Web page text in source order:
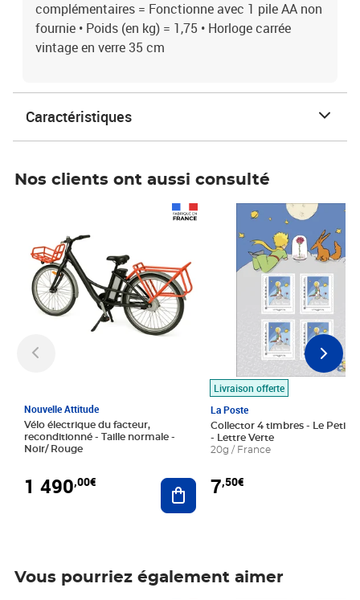
complémentaires = Fonctionne avec 1 pile AA non
fournie • Poids (en kg) = 1,75 • Horloge carrée
vintage en verre 35 cm
Caractéristiques
Nos clients ont aussi consulté
Nouvelle Attitude
Vélo électrique du facteur,
reconditionné - Taille normale -
Noir/ Rouge
1 490,00€ Ajouter au panier
Livraison offerte
La Poste
Collector 4 timbres - Le Petit
- Lettre Verte
20g / France
7,50€
Prix 7,50€
Vous pourriez également aimer